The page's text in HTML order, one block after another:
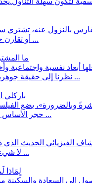
بالنزول عنه،
أو تقارن حصانك الميت بأحصنةٍ أخرى ميتة لمعرفة ...
ما
نظرنا إلى حقيقة جوهرية، وهي أن البشر متساوون في مصائبهم ...
باركلي
حجر الأساس في بناء مذهبه الفلسفي. ويرى أن الإقرار ...
الفيزيائي الحديث
لا شيء»، حيث توصل فيه علماء الفيزياء إلى أن ...
لٍمَاذا
إلى السعادة والسكينة